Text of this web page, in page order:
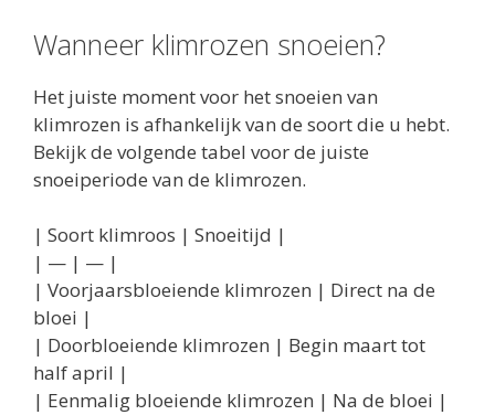
Wanneer klimrozen snoeien?
Het juiste moment voor het snoeien van
klimrozen is afhankelijk van de soort die u hebt.
Bekijk de volgende tabel voor de juiste
snoeiperiode van de klimrozen.
| Soort klimroos | Snoeitijd |
| — | — |
| Voorjaarsbloeiende klimrozen | Direct na de
bloei |
| Doorbloeiende klimrozen | Begin maart tot
half april |
| Eenmalig bloeiende klimrozen | Na de bloei |